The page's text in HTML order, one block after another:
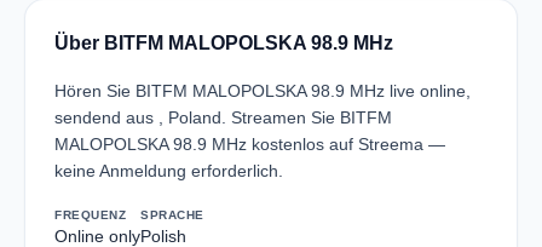
Über BITFM MALOPOLSKA 98.9 MHz
Hören Sie BITFM MALOPOLSKA 98.9 MHz live online,
sendend aus , Poland. Streamen Sie BITFM
MALOPOLSKA 98.9 MHz kostenlos auf Streema —
keine Anmeldung erforderlich.
FREQUENZ
Online only
SPRACHE
Polish